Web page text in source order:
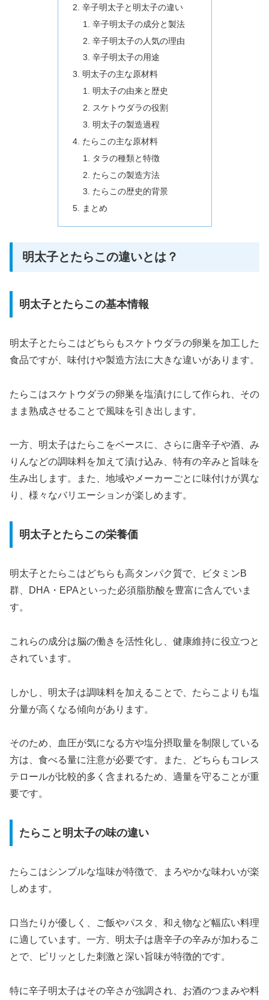
辛子明太子と明太子の違い
辛子明太子の成分と製法
辛子明太子の人気の理由
辛子明太子の用途
明太子の主な原材料
明太子の由来と歴史
スケトウダラの役割
明太子の製造過程
たらこの主な原材料
タラの種類と特徴
たらこの製造方法
たらこの歴史的背景
まとめ
明太子とたらこの違いとは？
明太子とたらこの基本情報
明太子とたらこはどちらもスケトウダラの卵巣を加工した
食品ですが、味付けや製造方法に大きな違いがあります。
たらこはスケトウダラの卵巣を塩漬けにして作られ、その
まま熟成させることで風味を引き出します。
一方、明太子はたらこをベースに、さらに唐辛子や酒、み
りんなどの調味料を加えて漬け込み、特有の辛みと旨味を
生み出します。また、地域やメーカーごとに味付けが異な
り、様々なバリエーションが楽しめます。
明太子とたらこの栄養価
明太子とたらこはどちらも高タンパク質で、ビタミンB
群、DHA・EPAといった必須脂肪酸を豊富に含んでいま
す。
これらの成分は脳の働きを活性化し、健康維持に役立つと
されています。
しかし、明太子は調味料を加えることで、たらこよりも塩
分量が高くなる傾向があります。
そのため、血圧が気になる方や塩分摂取量を制限している
方は、食べる量に注意が必要です。また、どちらもコレス
テロールが比較的多く含まれるため、適量を守ることが重
要です。
たらこと明太子の味の違い
たらこはシンプルな塩味が特徴で、まろやかな味わいが楽
しめます。
口当たりが優しく、ご飯やパスタ、和え物など幅広い料理
に適しています。一方、明太子は唐辛子の辛みが加わるこ
とで、ピリッとした刺激と深い旨味が特徴的です。
特に辛子明太子はその辛さが強調され、お酒のつまみや料